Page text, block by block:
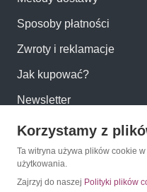
Sposoby płatności
Zwroty i reklamacje
Jak kupować?
Newsletter
Konto
Moje konto
Korzystamy z
Ta witryna używa plików cookie
użytkowania.
Zajrzyj do naszej Polityki plików